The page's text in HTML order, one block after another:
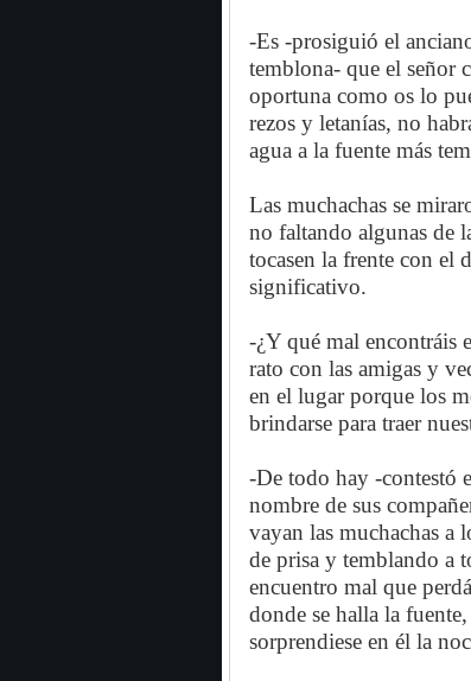
-Es -prosiguió el
temblona- que el señor
oportuna como os lo
rezos y letanías, no
agua a la fuente más
Las muchachas se
no faltando algunas de
tocasen la frente con el
significativo.
-¿Y qué mal encontráis
rato con las amigas y
en el lugar porque los
brindarse para traer
-De todo hay -contestó
nombre de sus
vayan las muchachas a
de prisa y temblando a
encuentro mal que
donde se halla la
sorprendiese en él la